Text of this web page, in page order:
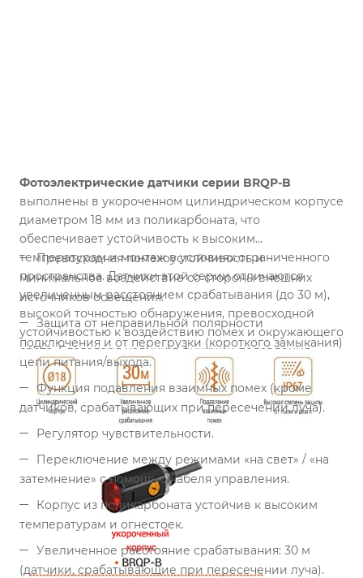
Фотоэлектрические датчики серии BRQP-B
выполнены в укороченном цилиндрическом корпусе
диаметром 18 мм из поликарбоната, что
обеспечивает устойчивость к высоким
температурам и монтаж в условиях ограниченного
пространства. Датчики этой серии отличаются
увеличенным расстоянием срабатывания (до 30 м),
высокой точностью обнаружения, превосходной
устойчивостью к воздействию помех и окружающего
света. Благодаря наличию функции подавления
взаимных помех датчики можно устанавливать
вблизи друг друга. За счет степени защиты IP67
обеспечивается устойчивая и безошибочная работа
датчика в сырых и запыленных средах.
характеристики
Превосходная помехоустойчивость и
минимальное воздействие со стороны внешних
источников освещения.
Защита от неправильной полярности
подключения и от перегрузки (короткого замыкания)
цепи питания/выхода.
Функция подавления взаимных помех (кроме
датчиков, срабатывающих при пересечении луча).
Регулятор чувствительности.
Переключение между режимами «на свет» / «на
затемнение» с помощью кабеля управления.
Корпус из поликарбоната устойчив к высоким
температурам и огнестоек.
Увеличенное расстояние срабатывания: 30 м
(датчики, срабатывающие при пересечении луча).